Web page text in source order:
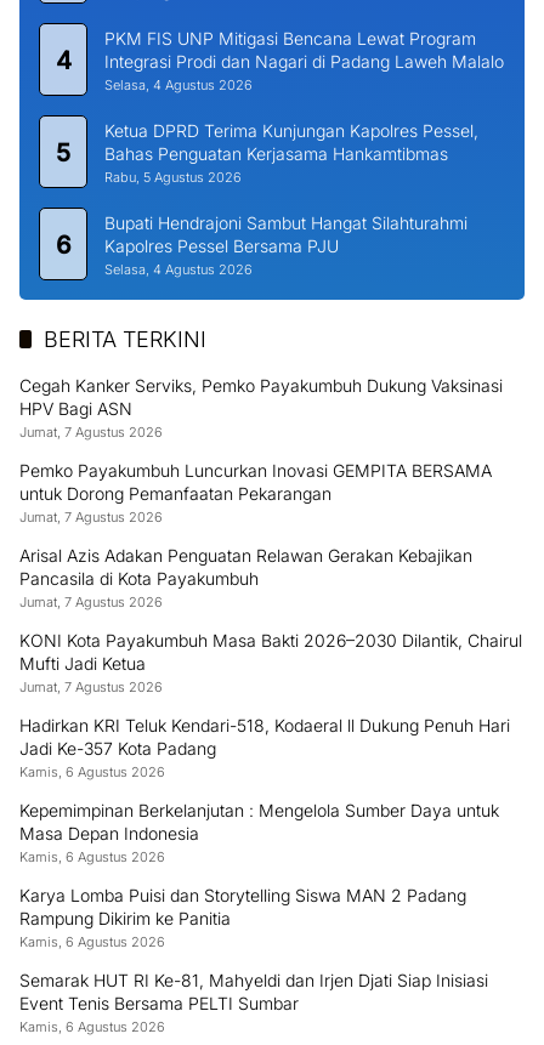
4
PKM FIS UNP Mitigasi Bencana Lewat Program
Integrasi Prodi dan Nagari di Padang Laweh Malalo
Selasa, 4 Agustus 2026
5
Ketua DPRD Terima Kunjungan Kapolres Pessel,
Bahas Penguatan Kerjasama Hankamtibmas
Rabu, 5 Agustus 2026
6
Bupati Hendrajoni Sambut Hangat Silahturahmi
Kapolres Pessel Bersama PJU
Selasa, 4 Agustus 2026
BERITA TERKINI
Cegah Kanker Serviks, Pemko Payakumbuh Dukung Vaksinasi
HPV Bagi ASN
Jumat, 7 Agustus 2026
Pemko Payakumbuh Luncurkan Inovasi GEMPITA BERSAMA
untuk Dorong Pemanfaatan Pekarangan
Jumat, 7 Agustus 2026
Arisal Azis Adakan Penguatan Relawan Gerakan Kebajikan
Pancasila di Kota Payakumbuh
Jumat, 7 Agustus 2026
KONI Kota Payakumbuh Masa Bakti 2026–2030 Dilantik, Chairul
Mufti Jadi Ketua
Jumat, 7 Agustus 2026
Hadirkan KRI Teluk Kendari-518, Kodaeral ll Dukung Penuh Hari
Jadi Ke-357 Kota Padang
Kamis, 6 Agustus 2026
Kepemimpinan Berkelanjutan : Mengelola Sumber Daya untuk
Masa Depan Indonesia
Kamis, 6 Agustus 2026
Karya Lomba Puisi dan Storytelling Siswa MAN 2 Padang
Rampung Dikirim ke Panitia
Kamis, 6 Agustus 2026
Semarak HUT RI Ke-81, Mahyeldi dan Irjen Djati Siap Inisiasi
Event Tenis Bersama PELTI Sumbar
Kamis, 6 Agustus 2026